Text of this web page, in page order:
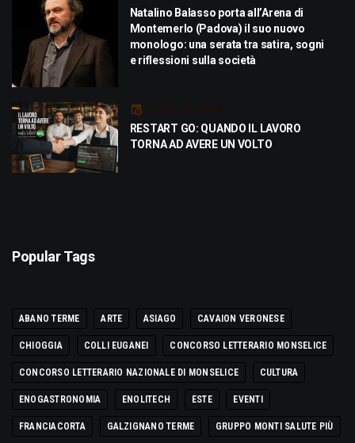
Natalino Balasso porta all’Arena di
Montemerlo (Padova) il suo nuovo
monologo: una serata tra satira, sogni
e riflessioni sulla società
Luglio 21, 2026
RESTART GO: QUANDO IL LAVORO
TORNA AD AVERE UN VOLTO
Popular Tags
ABANO TERME ARTE ASIAGO CAVAION VERONESE
CHIOGGIA COLLI EUGANEI CONCORSO LETTERARIO MONSELICE
CONCORSO LETTERARIO NAZIONALE DI MONSELICE CULTURA
ENOGASTRONOMIA ENOLITECH ESTE EVENTI
FRANCIACORTA GALZIGNANO TERME GRUPPO MONTI SALUTE PIÙ